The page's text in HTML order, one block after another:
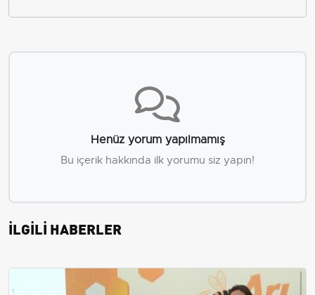
Henüz yorum yapılmamış
Bu içerik hakkında ilk yorumu siz yapın!
İLGİLİ HABERLER